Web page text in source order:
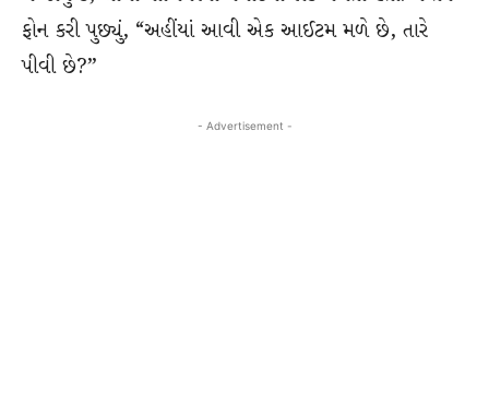
ફોન કરી પુછ્યું, “અહીંયાં આવી એક આઈટમ મળે છે, તારે
પીવી છે?”
- Advertisement -